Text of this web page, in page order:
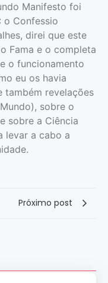
Manifesto foi
o Confessio
direi que este
Fama e o completa
o funcionamento
eu os havia
também revelações
sobre o
sobre a Ciência
levar a cabo a
Próximo post